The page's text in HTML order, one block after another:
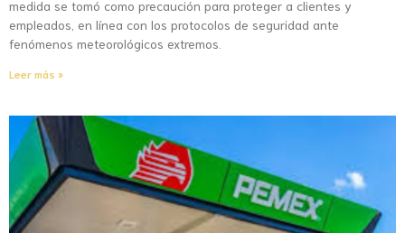
medida se tomó como precaución para proteger a clientes y
empleados, en línea con los protocolos de seguridad ante
fenómenos meteorológicos extremos.
Leer más »